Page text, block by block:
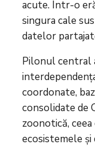
acute. Într-o
singura cale
datelor
Pilonul central
coordonate,
consolidate de
zoonotică,
ecosistemele